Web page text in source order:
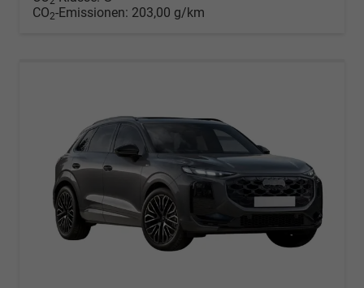
CO2-Emissionen: 203,00 g/km